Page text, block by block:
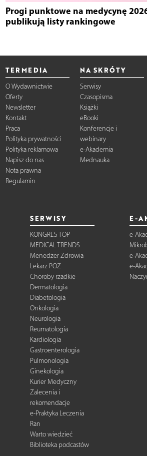
Progi punktowe na medycynę
publikują listy rankingowe
TERMEDIA
O Wydawnictwie
Oferty
Newsletter
Kontakt
Praca
Polityka prywatności
Polityka reklamowa
Napisz do nas
Nota prawna
Regulamin
NA SKRÓTY
Serwisy
Czasopisma
Książki
eBooki
Konferencje i
webinary
e-Akademia
Mednauka
SERWISY
KONGRES TOP
MEDICAL TRENDS
Menedżer Zdrowia
Lekarz POZ
Choroby rzadkie
Dermatologia
Diabetologia
Onkologia
Neurologia
Reumatologia
Kardiologia
Gastroenterologia
Pulmonologia
Ginekologia
Kurier Medyczny
Zalecenia i
rekomendacje
e-Praktyka Leczenia
Ran
Warto wiedzieć
Biblioteka podcastów
E-
e-
e-
e-